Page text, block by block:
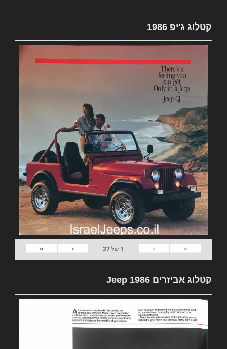
קטלוג ג'יפ 1986
«
‹
1 של27
›
»
קטלוג אביזרים Jeep 1986